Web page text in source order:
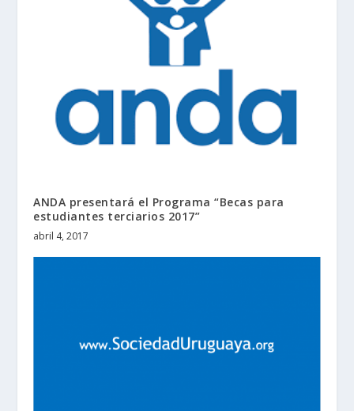
ANDA presentará el Programa “Becas para
estudiantes terciarios 2017”
abril 4, 2017